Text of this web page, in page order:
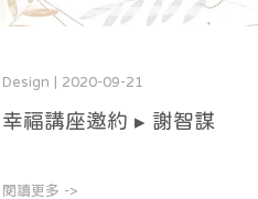
Design | 2020-09-21
幸福講座邀約 ▸ 謝智謀
閱讀更多 ->